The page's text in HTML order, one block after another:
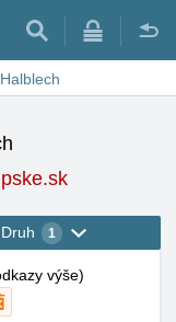
Halblech
Druh 1
výše)